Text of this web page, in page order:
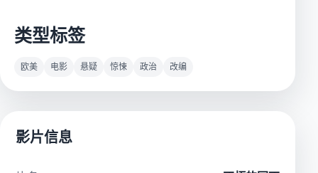
类型标签
欧美 电影 悬疑 惊悚 政治 改编
影片信息